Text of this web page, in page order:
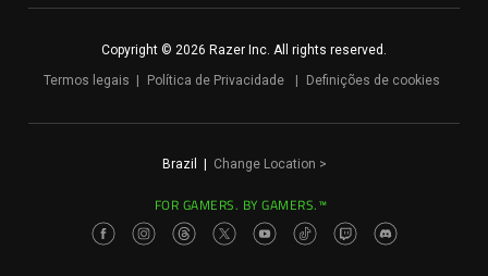
Copyright © 2026 Razer Inc. All rights reserved.
Termos legais
Política de Privacidade Definições de cookies
Brazil | Change Location >
FOR GAMERS. BY GAMERS.™